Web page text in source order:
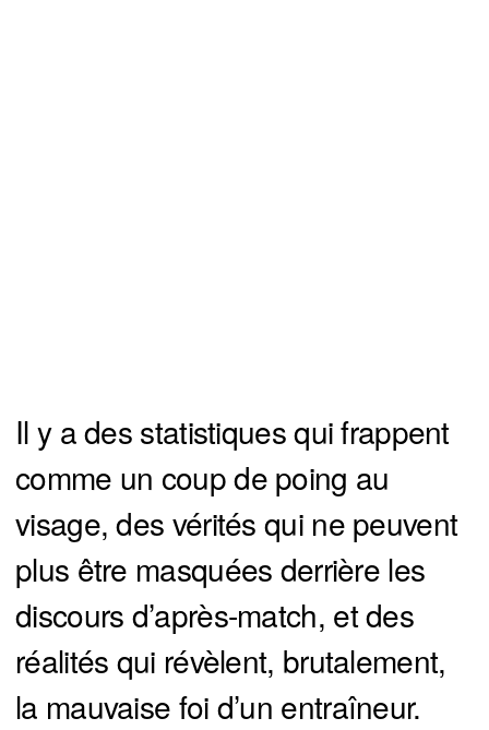
Il y a des statistiques qui frappent
comme un coup de poing au
visage, des vérités qui ne peuvent
plus être masquées derrière les
discours d’après-match, et des
réalités qui révèlent, brutalement,
la mauvaise foi d’un entraîneur.